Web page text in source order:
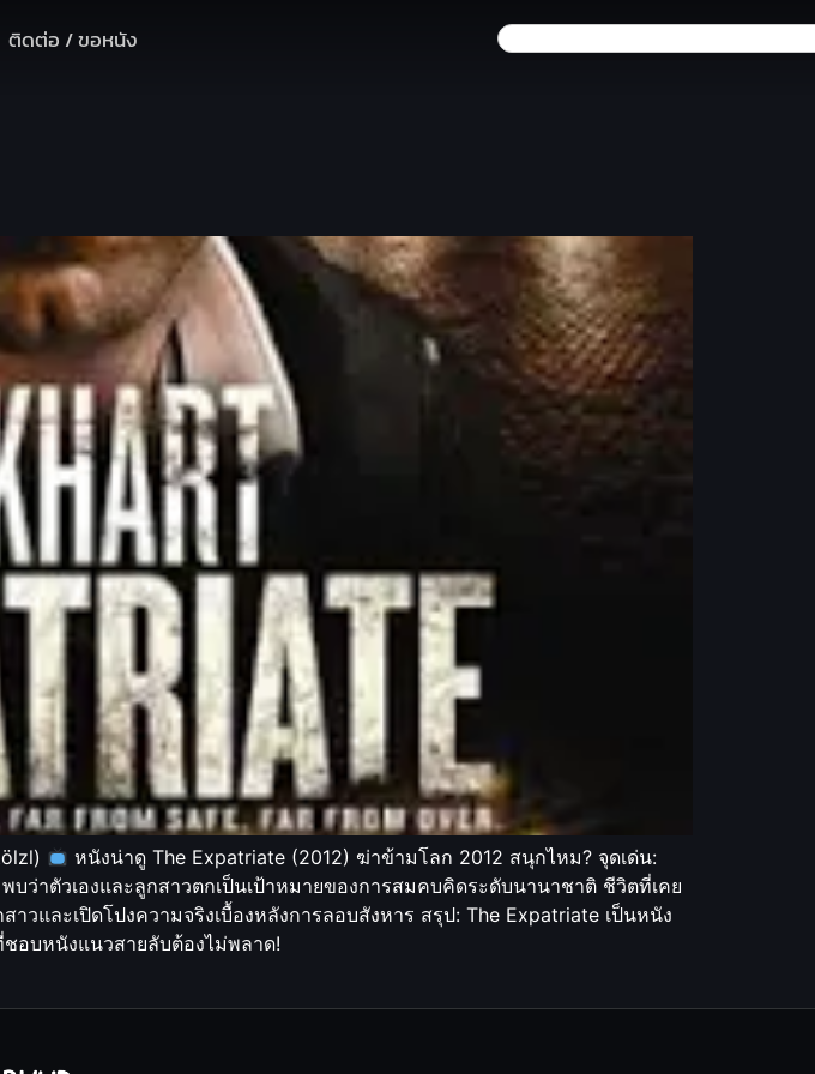
ติดต่อ / ขอหนัง
หนังน่าดู The Expatriate (2012) ฆ่าข้ามโลก 2012 สนุกไหม? จุดเด่น:
ว่าตัวเองและลูกสาวตกเป็นเป้าหมายของการสมคบคิดระดับนานาชาติ ชีวิตที่เคย
วและเปิดโปงความจริงเบื้องหลังการลอบสังหาร สรุป: The Expatriate เป็นหนัง
อบหนังแนวสายลับต้องไม่พลาด!